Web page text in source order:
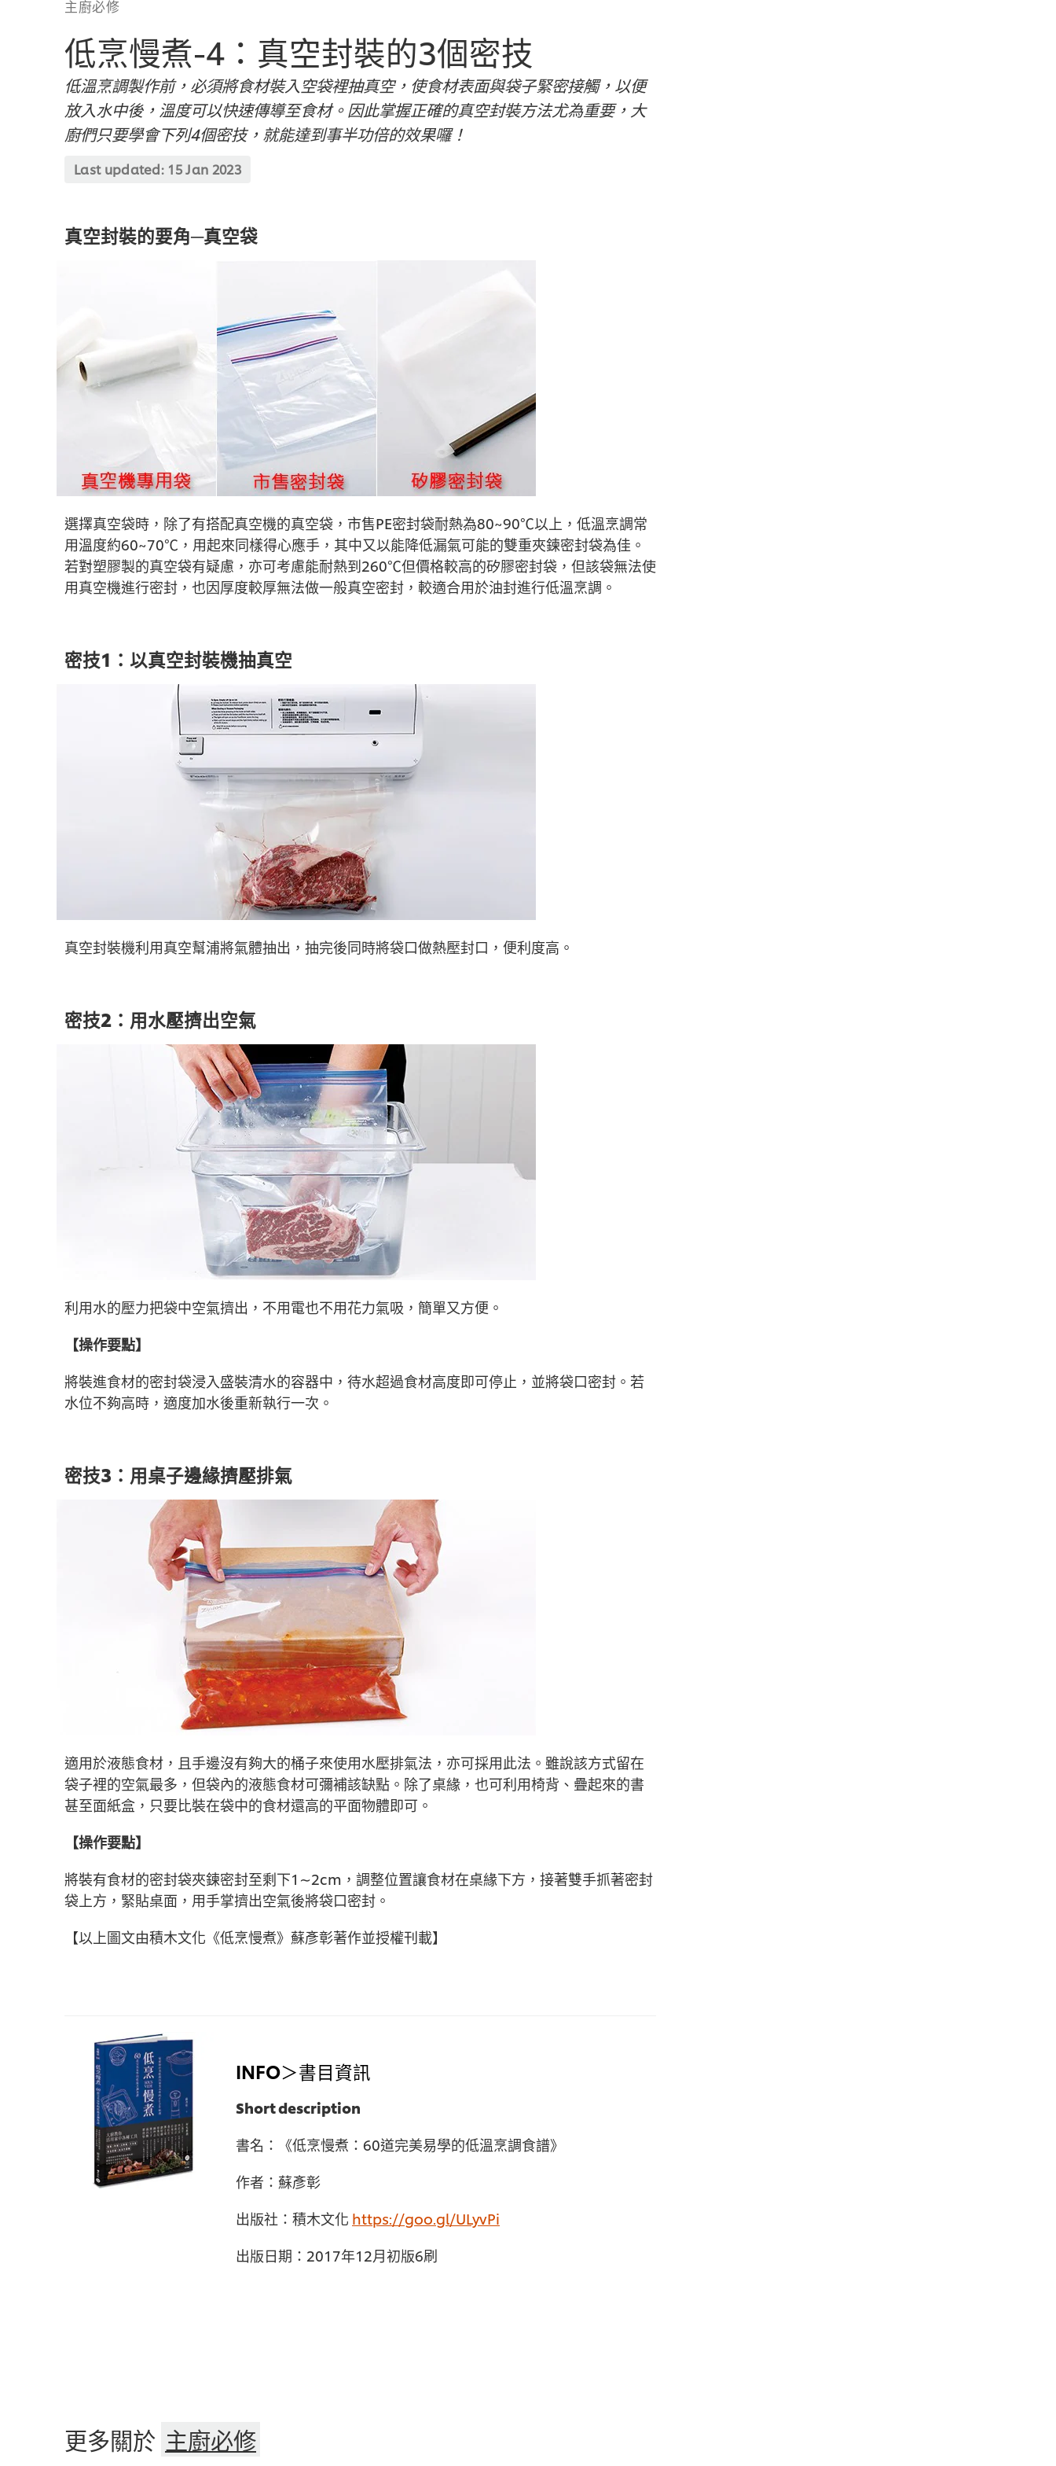
主廚必修
低烹慢煮-4：真空封裝的3個密技
低溫烹調製作前，必須將食材裝入空袋裡抽真空，使食材表面與袋子緊密接觸，以便
放入水中後，溫度可以快速傳導至食材。因此掌握正確的真空封裝方法尤為重要，大
廚們只要學會下列4個密技，就能達到事半功倍的效果囉！
Last updated: 15 Jan 2023
真空封裝的要角─真空袋
選擇真空袋時，除了有搭配真空機的真空袋，市售PE密封袋耐熱為80~90℃以上，低溫烹調常
用溫度約60~70℃，用起來同樣得心應手，其中又以能降低漏氣可能的雙重夾鍊密封袋為佳。
若對塑膠製的真空袋有疑慮，亦可考慮能耐熱到260℃但價格較高的矽膠密封袋，但該袋無法使
用真空機進行密封，也因厚度較厚無法做一般真空密封，較適合用於油封進行低溫烹調。
密技1：以真空封裝機抽真空
真空封裝機利用真空幫浦將氣體抽出，抽完後同時將袋口做熱壓封口，便利度高。
密技2：用水壓擠出空氣
利用水的壓力把袋中空氣擠出，不用電也不用花力氣吸，簡單又方便。
【操作要點】
將裝進食材的密封袋浸入盛裝清水的容器中，待水超過食材高度即可停止，並將袋口密封。若
水位不夠高時，適度加水後重新執行一次。
密技3：用桌子邊緣擠壓排氣
適用於液態食材，且手邊沒有夠大的桶子來使用水壓排氣法，亦可採用此法。雖說該方式留在
袋子裡的空氣最多，但袋內的液態食材可彌補該缺點。除了桌緣，也可利用椅背、疊起來的書
甚至面紙盒，只要比裝在袋中的食材還高的平面物體即可。
【操作要點】
將裝有食材的密封袋夾鍊密封至剩下1∼2cm，調整位置讓食材在桌緣下方，接著雙手抓著密封
袋上方，緊貼桌面，用手掌擠出空氣後將袋口密封。
【以上圖文由積木文化《低烹慢煮》蘇彥彰著作並授權刊載】
INFO＞書目資訊
Short description
書名：《低烹慢煮：60道完美易學的低溫烹調食譜》
作者：蘇彥彰
出版社：積木文化 https://goo.gl/ULyvPi
出版日期：2017年12月初版6刷
更多關於 主廚必修